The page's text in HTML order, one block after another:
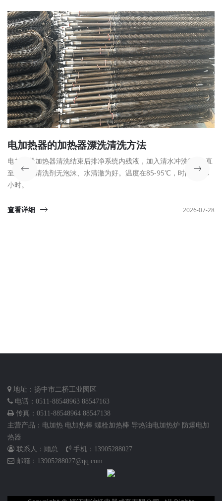
电加热器的加热器漂洗清洗方法
电加热器加热器清洗结束后排净系统内残液，加入清水冲洗2遍，直
至除焦炭清洗剂无泡沫、水清澈为好。温度在85-95℃，时间为5-8
小时。
查看详细 2026-07-28
地址：扬中市二桥工业园区
电话：0511-88548963 88547163
传真：0511-88548964 88547138
主营产品： 电加热 电加热棒 螺栓加热棒 导热油电加热炉 防爆电加
热器
联系人：顾总
手机：13905288027
邮箱：13905288027@qq.com